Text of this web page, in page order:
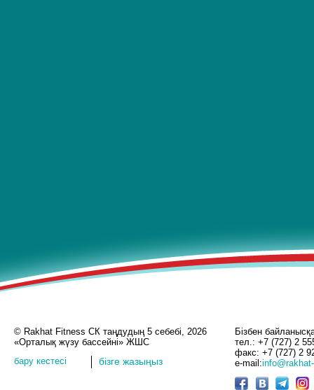
© Rakhat Fitness СК таңдудың 5 себебі, 2026
«Орталық жүзу бассейні» ЖШС
бару кестесі
бізге жазыңыз
Бізбен
тел.: +7 (727) 2
факс: +7 (727) 2
e-mail: